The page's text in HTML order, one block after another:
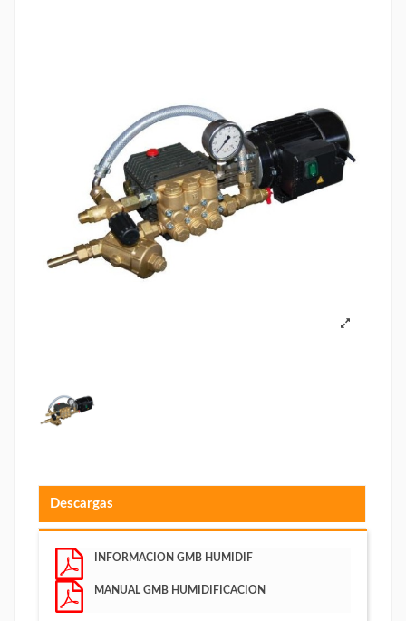
Descargas
INFORMACION GMB HUMIDIF
MANUAL GMB HUMIDIFICACION